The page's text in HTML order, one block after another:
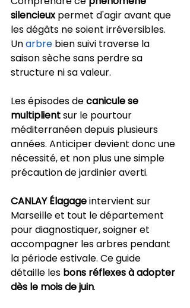
silencieux permet d'agir avant que
les dégâts ne soient irréversibles.
Un arbre bien suivi traverse la
saison sèche sans perdre sa
structure ni sa valeur.
Les épisodes de canicule se
multiplient sur le pourtour
méditerranéen depuis plusieurs
années. Anticiper devient donc une
nécessité, et non plus une simple
précaution de jardinier averti.
CANLAY Élagage intervient sur
Marseille et tout le département
pour diagnostiquer, soigner et
accompagner les arbres pendant
la période estivale. Ce guide
détaille les bons réflexes à adopter
dès le mois de juin.